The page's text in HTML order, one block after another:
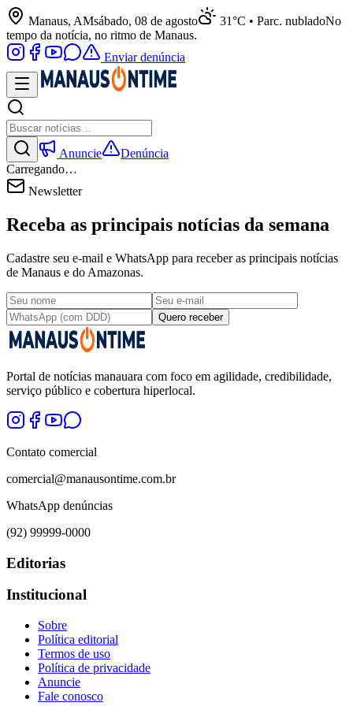
Manaus, AMsábado, 08 de agosto 31°C • Parc. nubladoNo
tempo da notícia, no ritmo de Manaus.
Enviar denúncia
Anuncie
Denúncia
Carregando…
Newsletter
Receba as principais notícias da semana
Cadastre seu e-mail e WhatsApp para receber as principais notícias
de Manaus e do Amazonas.
Quero receber
Portal de notícias manauara com foco em agilidade, credibilidade,
serviço público e cobertura hiperlocal.
Contato comercial
comercial@manausontime.com.br
WhatsApp denúncias
(92) 99999-0000
Editorias
Institucional
Sobre
Política editorial
Termos de uso
Política de privacidade
Anuncie
Fale conosco